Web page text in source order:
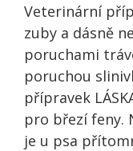
Veterinární
zuby a dásně
poruchami
poruchou
přípravek
pro březí feny.
je u psa